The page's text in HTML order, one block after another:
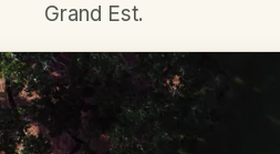
Grand Est.